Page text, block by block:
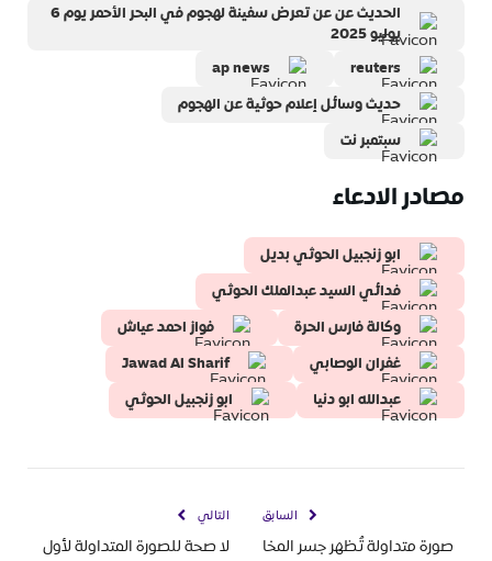
الحديث عن عن تعرض سفينة لهجوم في البحر الأحمر يوم 6
يوليو 2025
reuters
ap news
حديث وسائل إعلام حوثية عن الهجوم
سبتمبر نت
مصادر الادعاء
ابو زنجبيل الحوثي بديل
فدائي السيد عبدالملك الحوثي
وكالة فارس الحرة
فواز احمد عياش
غفران الوصابي
Jawad Al Sharif
عبدالله ابو دنيا
ابو زنجبيل الحوثي
السابق
صورة متداولة تُظهر جسر المخا
التالي
لا صحة للصورة المتداولة لأول